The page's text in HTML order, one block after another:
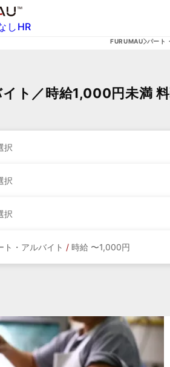
しHR
FURUMAU パート
ト／時給1,000円未満
択
択
択
ト・アルバイト / 時給 〜1,000円